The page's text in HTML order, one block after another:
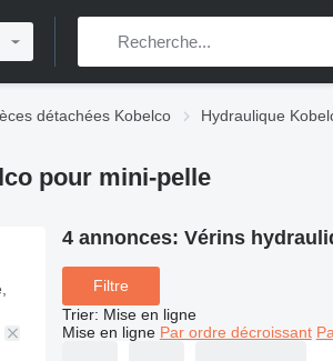
détachées Kobelco Hydraulique
pour mini-pelle
4 annonces: Vérins
Filtre
Trier: Mise en ligne
Mise en ligne Par ordre décroissant